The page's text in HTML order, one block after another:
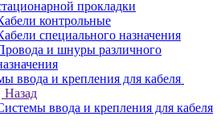
прокладки
контрольные
специального назначения
и шнуры различного
ввода и крепления для кабеля
Назад
ввода и крепления для кабеля